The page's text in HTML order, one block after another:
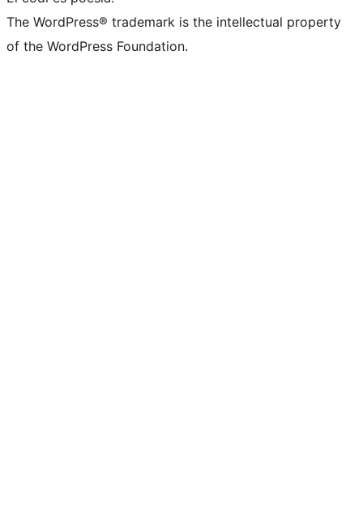
The WordPress® trademark is the intellectual property
of the WordPress Foundation.